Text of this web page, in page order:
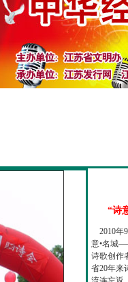
“诗
2010年
意•名城
诗歌创作
省20年来